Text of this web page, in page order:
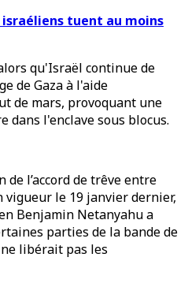
israéliens tuent au moins
qu'Israël continue de
de Gaza à l'aide
de mars, provoquant une
l'enclave sous blocus.
l’accord de trêve entre
vigueur le 19 janvier dernier,
Benjamin Netanyahu a
parties de la bande de
libérait pas les